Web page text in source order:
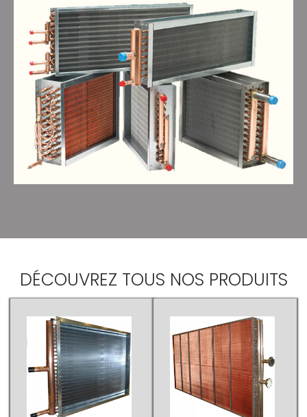
DÉCOUVREZ TOUS NOS PRODUITS